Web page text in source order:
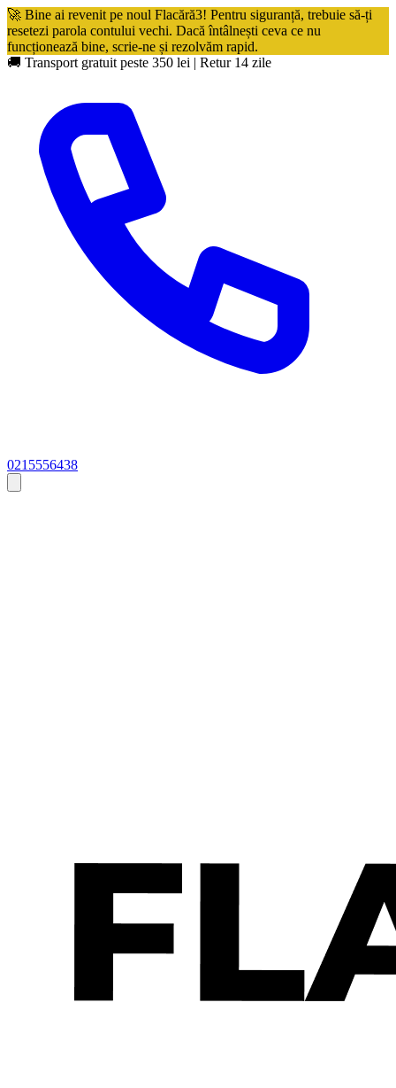
🚀 Bine ai revenit pe noul Flacără3! Pentru siguranță, trebuie să-ți
resetezi parola contului vechi. Dacă întâlnești ceva ce nu
funcționează bine, scrie-ne și rezolvăm rapid.
🚚 Transport gratuit peste 350 lei | Retur 14 zile
0215556438